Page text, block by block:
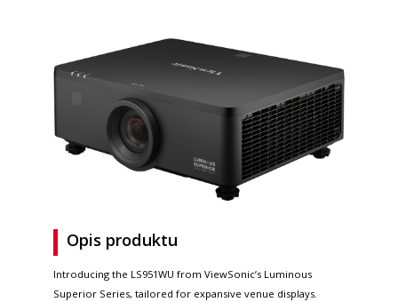
Opis produktu
Introducing the LS951WU from ViewSonic’s Luminous
Superior Series, tailored for expansive venue displays.